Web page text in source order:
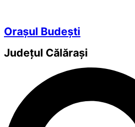
Orașul Budești
Județul Călărași